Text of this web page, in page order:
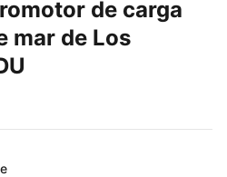
de carga
mar de Los